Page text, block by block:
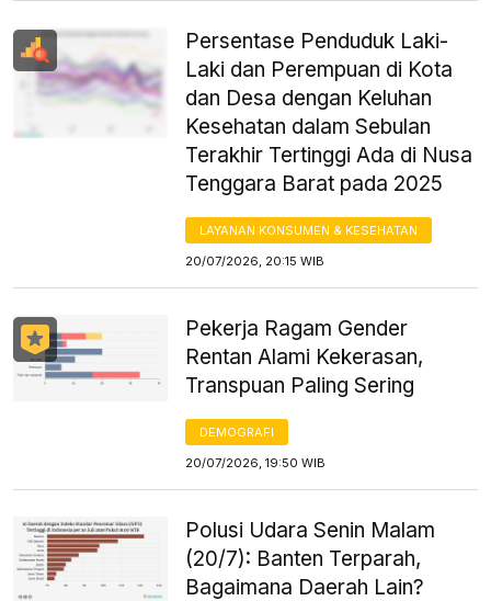
Persentase Penduduk Laki-
Laki dan Perempuan di Kota
dan Desa dengan Keluhan
Kesehatan dalam Sebulan
Terakhir Tertinggi Ada di Nusa
Tenggara Barat pada 2025
LAYANAN KONSUMEN & KESEHATAN
20/07/2026, 20:15 WIB
Pekerja Ragam Gender
Rentan Alami Kekerasan,
Transpuan Paling Sering
DEMOGRAFI
20/07/2026, 19:50 WIB
Polusi Udara Senin Malam
(20/7): Banten Terparah,
Bagaimana Daerah Lain?